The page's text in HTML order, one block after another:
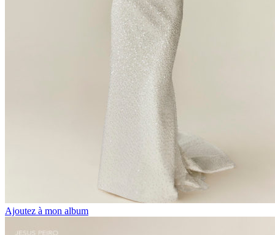
Ajoutez à mon album